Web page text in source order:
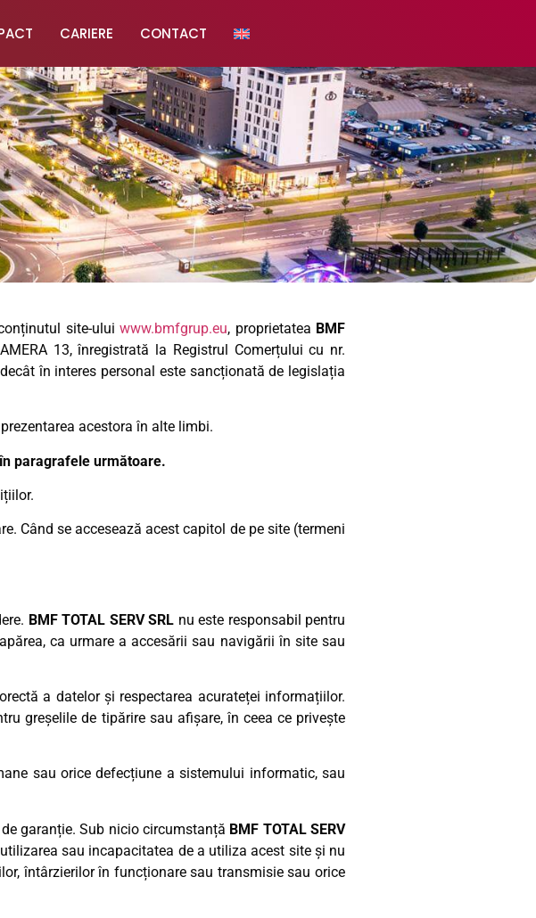
CARIERE CONTACT
site-uluiwww.bmfgrup.eu, proprietatea BMF
13, înregistrată la Registrul Comerțului cu nr.
în interes personal este sancționată de legislația
acestora în alte limbi.
paragrafele următoare.
Când se accesează acest capitol de pe site (termeni
BMF TOTAL SERV SRL nu este responsabil pentru
ca urmare a accesării sau navigării în site sau
a datelor și respectarea acurateței informațiilor.
greșelile de tipărire sau afișare, în ceea ce privește
sau orice defecțiune a sistemului informatic, sau
garanție. Sub nicio circumstanță BMF TOTAL SERV
sau incapacitatea de a utiliza acest site și nu
întârzierilor în funcționare sau transmisie sau orice